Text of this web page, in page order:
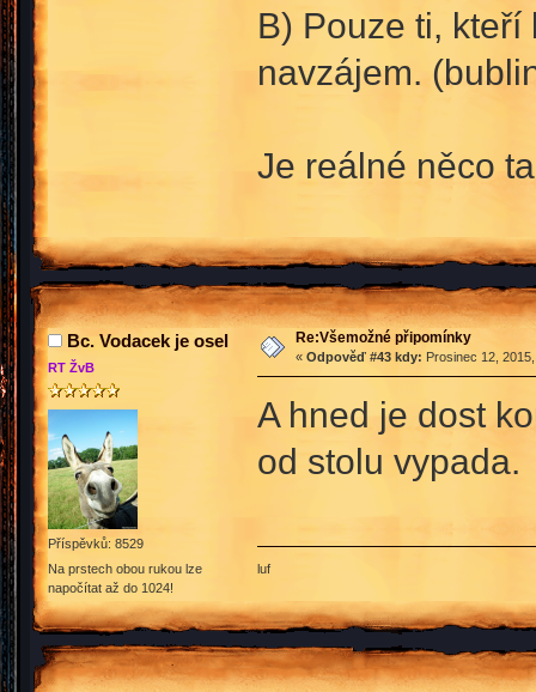
B) Pouze ti,
navzájem.
Je reálné něco
Bc. Vodacek je osel
RT ŽvB
Příspěvků: 8529
Na prstech obou rukou lze
napočítat až do 1024!
Re:Všemožné připomínky
« Odpověď #43 kdy: Prosinec 12,
A hned je dost
od stolu vypada.
luf